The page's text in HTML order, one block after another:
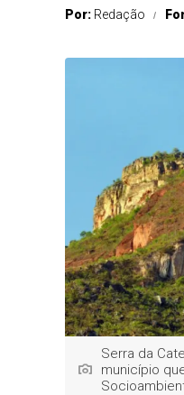
Por: Redação
Serra da
município